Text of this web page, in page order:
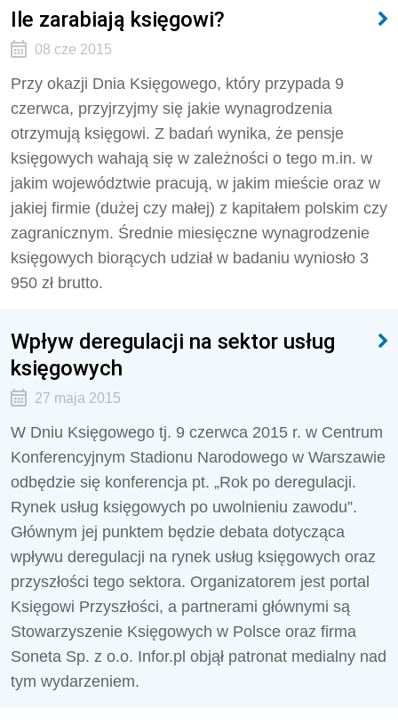
Ile zarabiają księgowi?
08 cze 2015
Przy okazji Dnia Księgowego, który przypada 9
czerwca, przyjrzyjmy się jakie wynagrodzenia
otrzymują księgowi. Z badań wynika, że pensje
księgowych wahają się w zależności o tego m.in. w
jakim województwie pracują, w jakim mieście oraz w
jakiej firmie (dużej czy małej) z kapitałem polskim czy
zagranicznym. Średnie miesięczne wynagrodzenie
księgowych biorących udział w badaniu wyniosło 3
950 zł brutto.
Wpływ deregulacji na sektor usług
księgowych
27 maja 2015
W Dniu Księgowego tj. 9 czerwca 2015 r. w Centrum
Konferencyjnym Stadionu Narodowego w Warszawie
odbędzie się konferencja pt. „Rok po deregulacji.
Rynek usług księgowych po uwolnieniu zawodu”.
Głównym jej punktem będzie debata dotycząca
wpływu deregulacji na rynek usług księgowych oraz
przyszłości tego sektora. Organizatorem jest portal
Księgowi Przyszłości, a partnerami głównymi są
Stowarzyszenie Księgowych w Polsce oraz firma
Soneta Sp. z o.o. Infor.pl objął patronat medialny nad
tym wydarzeniem.